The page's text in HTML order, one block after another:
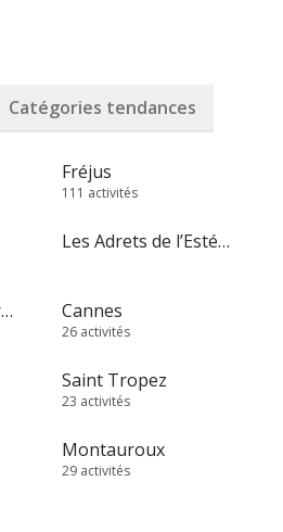
Catégories tendances
Fréjus
111 activités
Les Adrets de l’Estérel
Roquebrune sur Argens Cannes
26 activités
Saint Tropez
23 activités
Montauroux
29 activités